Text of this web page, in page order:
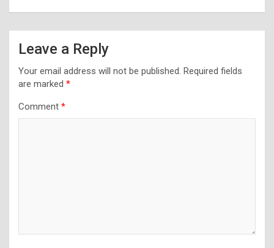
Leave a Reply
Your email address will not be published. Required fields
are marked *
Comment *